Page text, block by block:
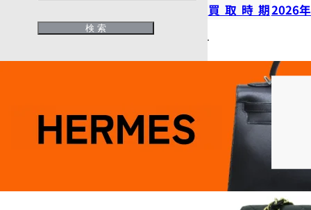
買取時期2026